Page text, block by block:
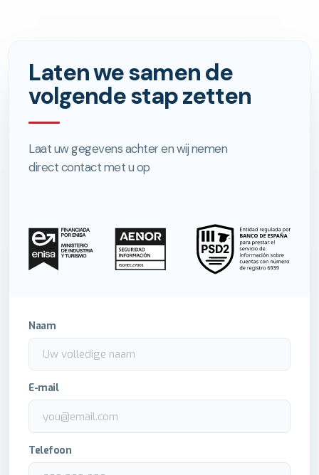
Laten we samen de
volgende stap zetten
Laat uw gegevens achter en wij nemen
direct contact met u op
Naam
E-mail
Telefoon